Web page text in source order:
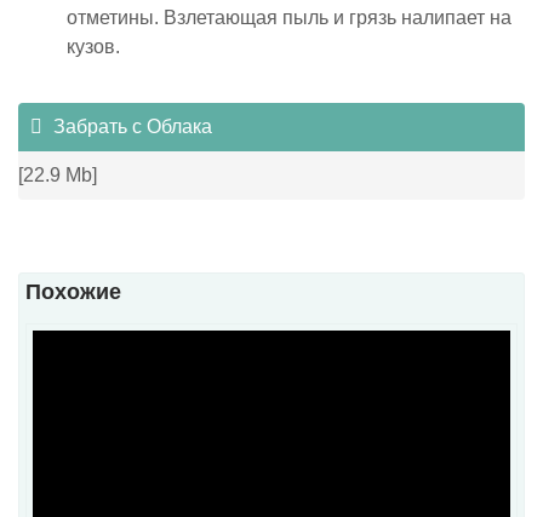
отметины. Взлетающая пыль и грязь налипает на
кузов.
Забрать с Облака
[22.9 Mb]
Похожие